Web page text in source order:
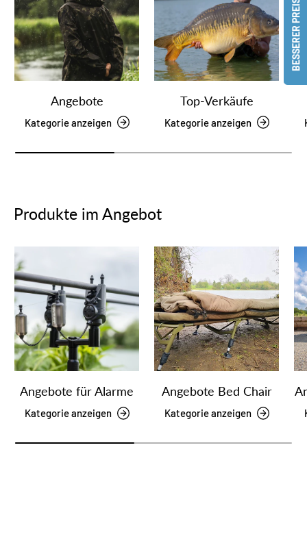
Angebote
Kategorie anzeigen
Top-Verkäufe
Kategorie anzeigen
Produkte im Angebot
Angebote für Alarme
Kategorie anzeigen
Angebote Bed Chair
Kategorie anzeigen
BESSERER PREIS?